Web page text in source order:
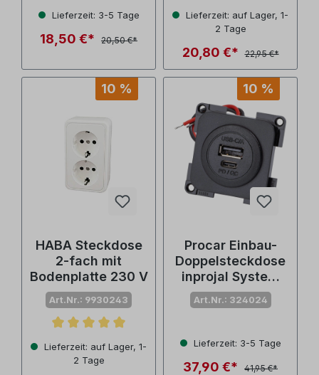
Lieferzeit: 3-5 Tage
18,50 €* 20,50 €*
Lieferzeit: auf Lager, 1-
2 Tage
20,80 €* 22,95 €*
10 %
HABA Steckdose
2-fach mit
Bodenplatte 230 V
Art.Nr.: 9930243
Durchschnittliche Bewertung von 5 von 5 Sternen
Lieferzeit: auf Lager, 1-
2 Tage
10 %
Procar Einbau-
Doppelsteckdose
inprojal System
USB-A /USB-C
Art.Nr.: 324024
Lieferzeit: 3-5 Tage
37,90 €* 41,95 €*